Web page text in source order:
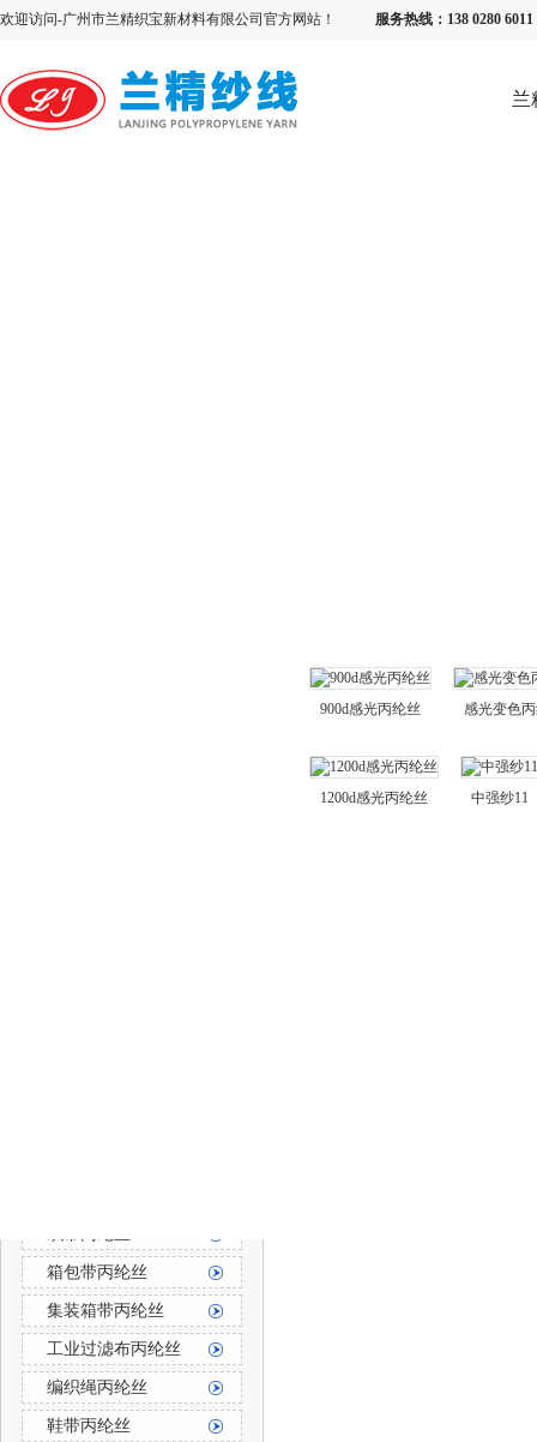
欢迎访问-广州市兰精织宝新材料有限公司官方网站！ 服务热线：138 0280
兰
箱包带丙纶丝
集装箱带丙纶丝
工业过滤布丙纶丝
编织绳丙纶丝
鞋带丙纶丝
900d感光丙纶丝 感光变色
1200d感光丙纶丝 中强纱11